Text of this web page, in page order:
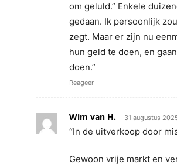
om geluld.” Enkele
gedaan. Ik persoonlijk
zegt. Maar er zijn nu
hun geld te doen, en
doen.”
Reageer
Wim van H. 31 augustus
“In de uitverkoop door
Gewoon vrije markt en